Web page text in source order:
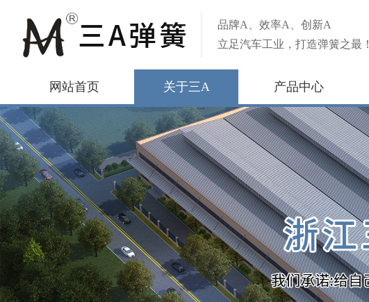
品牌A、效率A、创新A
立足汽车工业，打造弹簧之最！
网站首页 关于三A 产品中心